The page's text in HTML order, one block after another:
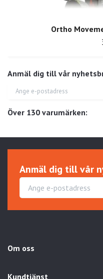
Anmäl dig till vår
Över 130 varumärken:
Ortho
Anmäl dig till vår
Om oss
Kundtjänst